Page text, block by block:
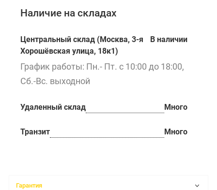
Наличие на складах
Центральный склад (Москва, 3-я
Хорошёвская улица, 18к1)
В наличии
График работы: Пн.- Пт. с 10:00 до 18:00,
Сб.-Вс. выходной
Удаленный склад Много
Транзит Много
Гарантия